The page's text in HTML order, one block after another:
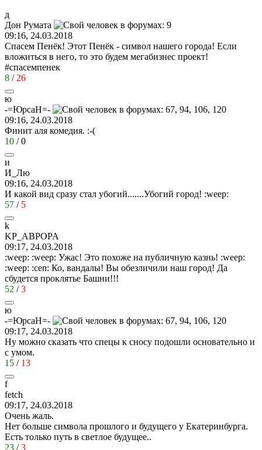
д
Дон Руматa
09:16, 24.03.2018
Спасем Пенёк! Этот Пенёк - символ нашего города! Если
вложиться в него, то это будем мегабизнес проект!
#спасемпенек
8 / 26
ю
-=ЮрсаН=-
09:16, 24.03.2018
Финит аля комедия. :-(
10 /0
и
И Лю
09:16, 24.03.2018
И какой вид сразу стал убогий.......Убогий город! :weep:
57 / 5
k
KP_ABPOPA
09:17, 24.03.2018
:weep: :weep: Ужас! Это похоже на публичную казнь! :weep:
:weep: :cen: Ко, вандалы! Вы обезличили наш город! Да
сбудется проклятье Башни!!!
52 /3
ю
-=ЮрсаН=-
09:17, 24.03.2018
Ну можно сказать что спецы к сносу подошли основательно и
с умом.
15 / 13
f
fetch
09:17, 24.03.2018
Очень жаль.
Нет больше символа прошлого и будущего у Екатеринбурга.
Есть только путь в светлое будущее..
23 /3